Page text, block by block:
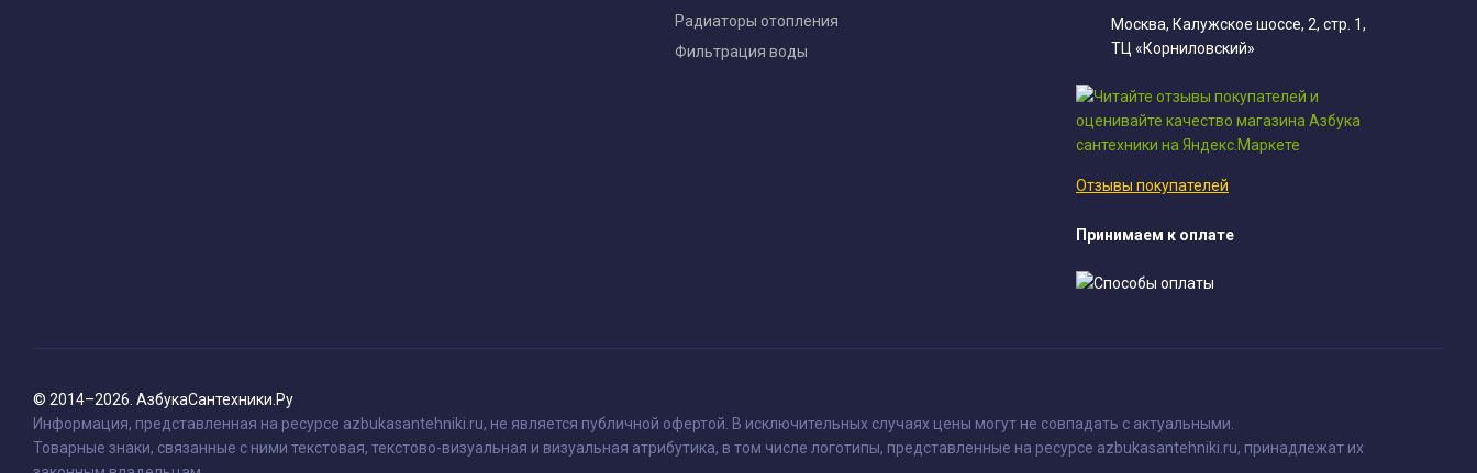
Радиаторы отопления
Фильтрация воды
Москва, Калужское шоссе, 2, стр. 1,
ТЦ «Корниловский»
Отзывы покупателей
Принимаем к оплате
© 2014–2026. АзбукаСантехники.Ру
Информация, представленная на ресурсе azbukasantehniki.ru, не является публичной офертой. В исключительных случаях цены могут не совпадать с актуальными.
Товарные знаки, связанные с ними текстовая, текстово-визуальная и визуальная атрибутика, в том числе логотипы, представленные на ресурсе azbukasantehniki.ru, принадлежат их